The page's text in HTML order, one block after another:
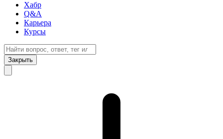
Хабр
Q&A
Карьера
Курсы
Закрыть